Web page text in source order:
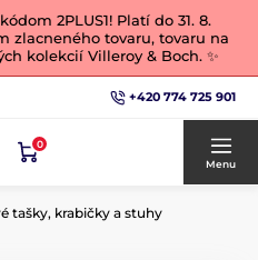
2PLUS1! Platí do 31. 8.
zlacneného tovaru, tovaru na
kolekcií Villeroy & Boch. ✨
+420 774 725 901
0
Menu
tašky, krabičky a stuhy